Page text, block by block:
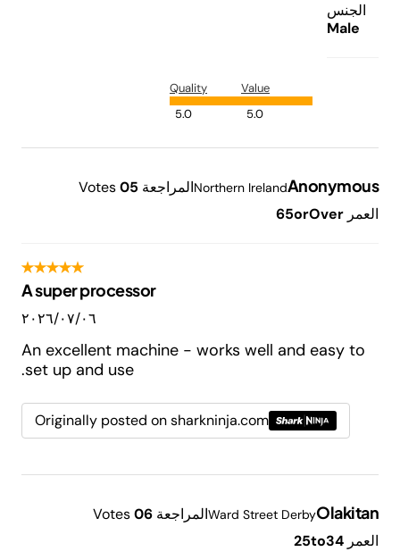
الجنس
Male
Value
5.0
Quality
5.0
Anonymous
Northern Irelandالمراجعة 5
Votes 0
العمر 65orOver
A super processor
٠٦‏/٠٧‏/٢٠٢٦
An excellent machine - works well and easy to
set up and use.
Originally posted on sharkninja.com
Olakitan
Ward Street Derbyالمراجعة 6
Votes0
العمر 25to34